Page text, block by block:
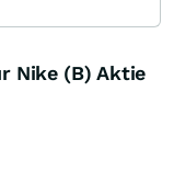
Nike (B) Aktie